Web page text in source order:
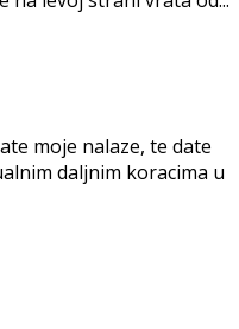
moje nalaze, te date
daljnim koracima u